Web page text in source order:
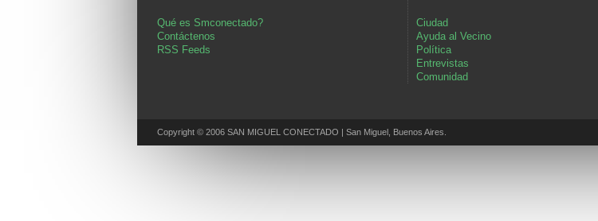
Qué es Smconectado?
Contáctenos
RSS Feeds
Ciudad
Ayuda al Vecino
Política
Entrevistas
Comunidad
Copyright © 2006 SAN MIGUEL CONECTADO | San Miguel, Buenos Aires.